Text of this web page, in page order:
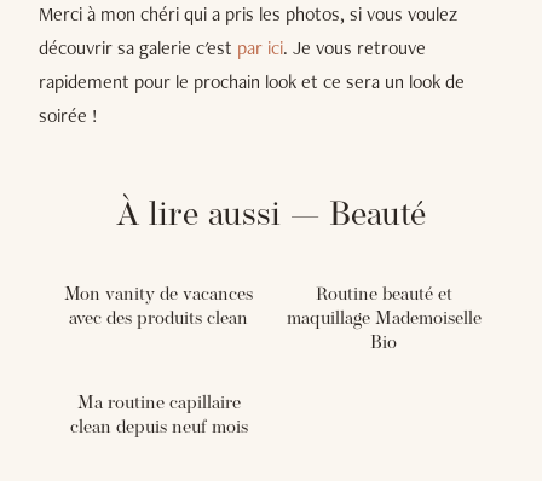
Merci à mon chéri qui a pris les photos, si vous voulez
découvrir sa galerie c'est par ici. Je vous retrouve
rapidement pour le prochain look et ce sera un look de
soirée !
À lire aussi — Beauté
Mon vanity de vacances
avec des produits clean
Routine beauté et
maquillage Mademoiselle
Bio
Ma routine capillaire
clean depuis neuf mois